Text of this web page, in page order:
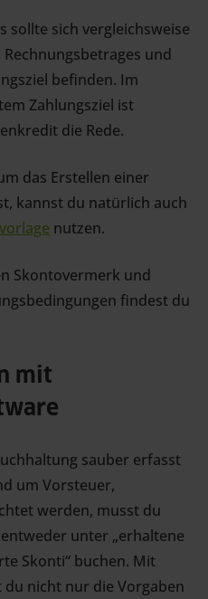
sollte sich vergleichsweise
und
befinden. Im
Zahlungsziel ist
die Rede.
das Erstellen einer
kannst du natürlich auch
nutzen.
Skontovermerk und
findest du
mit
sauber erfasst
um Vorsteuer,
werden, musst du
unter „erhaltene
Skonti“ buchen. Mit
nicht nur die Vorgaben